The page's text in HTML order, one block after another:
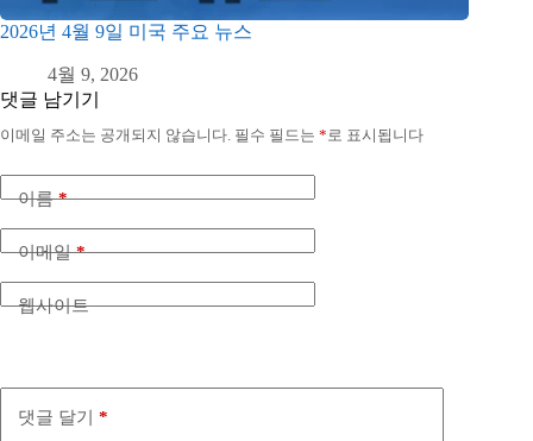
2026년 4월 9일 미국 주요 뉴스
4월 9, 2026
댓글 남기기
이메일 주소는 공개되지 않습니다. 필수 필드는 *로 표시됩니다
이름*
이메일*
웹사이트
댓글 달기 *